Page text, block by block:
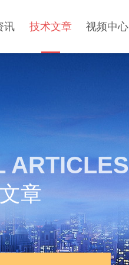
讯 技术文章 视频中心
ARTICLES
章